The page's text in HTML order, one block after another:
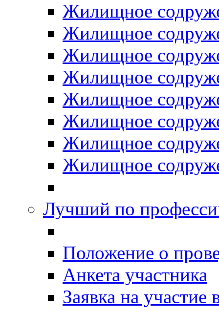
Жилищное
Жилищное
Жилищное
Жилищное
Жилищное
Жилищное
Жилищное
Жилищное
Лучший по
Положение о
Анкета участника
Заявка на участие